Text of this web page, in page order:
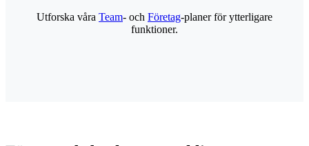
Utforska våra Team- och Företag-planer för ytterligare
funktioner.